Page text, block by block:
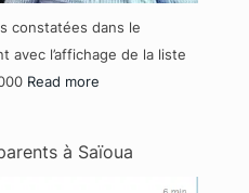
constatées dans le
avec l’affichage de la liste
Read more
à Saïoua